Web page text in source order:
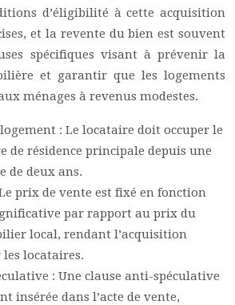
d’éligibilité à cette acquisition
et la revente du bien est souvent
spécifiques visant à prévenir la
et garantir que les logements
ménages à revenus modestes.
: Le locataire doit occuper le
de résidence principale depuis une
de deux ans.
prix de vente est fixé en fonction
par rapport au prix du
local, rendant l’acquisition
locataires.
: Une clause anti-spéculative
insérée dans l’acte de vente,